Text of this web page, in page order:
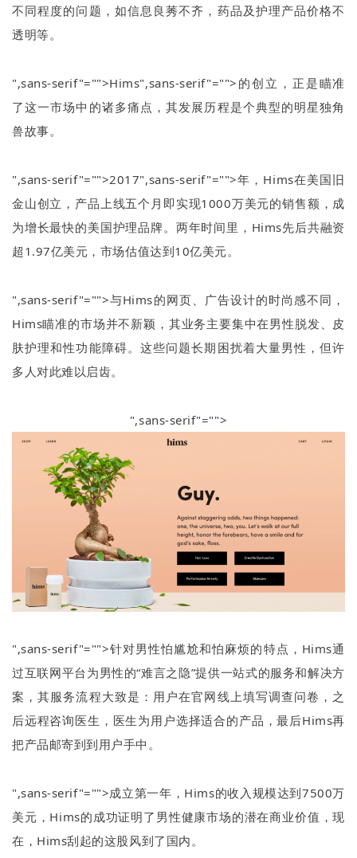
不同程度的问题，如信息良莠不齐，药品及护理产品价格不
透明等。
",sans-serif"="">Hims",sans-serif"="">的创立，正是瞄准
了这一市场中的诸多痛点，其发展历程是个典型的明星独角
兽故事。
",sans-serif"="">2017",sans-serif"="">年， Hims在美国旧
金山创立，产品上线五个月即实现1000万美元的销售额，成
为增长最快的美国护理品牌。两年时间里， Hims先后共融资
超 1.97亿美元，市场估值达到10亿美元。
",sans-serif"="">与Hims的网页、广告设计的时尚感不同，
Hims瞄准的市场并不新颖，其业务主要集中在男性脱发、皮
肤护理和性功能障碍。这些问题长期困扰着大量男性，但许
多人对此难以启齿。
",sans-serif"="">
",sans-serif"="">针对男性怕尴尬和怕麻烦的特点， Hims通
过互联网平台为男性的“难言之隐”提供一站式的服务和解决方
案，其服务流程大致是：用户在官网线上填写调查问卷，之
后远程咨询医生，医生为用户选择适合的产品，最后Hims再
把产品邮寄到到用户手中。
",sans-serif"="">成立第一年， Hims的收入规模达到7500万
美元， Hims的成功证明了男性健康市场的潜在商业价值，现
在， Hims刮起的这股风到了国内。